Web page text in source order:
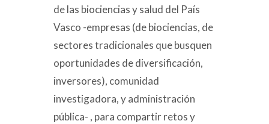
de las biociencias y salud del País
Vasco -empresas (de biociencias, de
sectores tradicionales que busquen
oportunidades de diversificación,
inversores), comunidad
investigadora, y administración
pública- , para compartir retos y